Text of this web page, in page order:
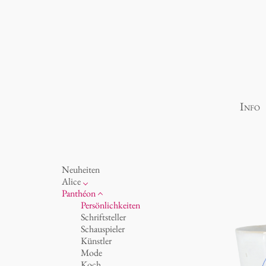
Info
Neuheiten
Alice
Porzellan
Ozean
Tassen 'Glam' weiß
Tassen - weiß
Tassen 'Glam'
Tassen 'de Luxe'
Panthéon
Persönlichkeiten
Schriftsteller
Schauspieler
Künstler
Mode